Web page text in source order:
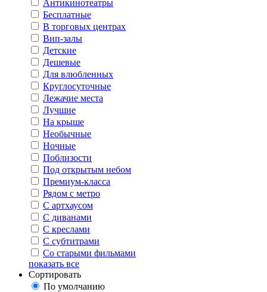
Антикинотеатры
Бесплатные
В торговых центрах
Вип-залы
Детские
Дешевые
Для влюбленных
Круглосуточные
Лежачие места
Лучшие
На крыше
Необычные
Ночные
Поблизости
Под открытым небом
Премиум-класса
Рядом с метро
С артхаусом
С диванами
С креслами
С субтитрами
Со старыми фильмами
показать все
Сортировать
По умолчанию